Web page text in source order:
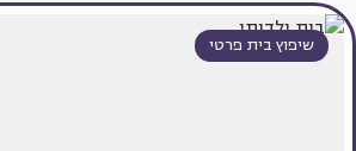
שיפוץ בית פרטי